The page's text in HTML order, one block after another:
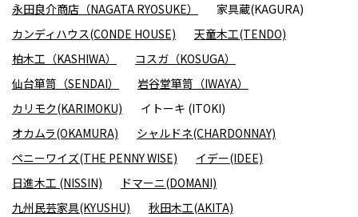
永田良介商店（NAGATA RYOSUKE）
家具蔵(KAGURA)
カンディハウス(CONDE HOUSE)
天童木工(TENDO)
柏木工（KASHIWA）
コスガ（KOSUGA）
仙台箪笥（SENDAI）
岩谷堂箪笥（IWAYA）
カリモク(KARIMOKU)
イトーキ (ITOKI)
オカムラ(OKAMURA)
シャルドネ(CHARDONNAY)
ペニーワイズ(THE PENNY WISE)
イデー(IDEE)
日進木工 (NISSIN)
ドマーニ(DOMANI)
九州民芸家具(KYUSHU)
秋田木工(AKITA)